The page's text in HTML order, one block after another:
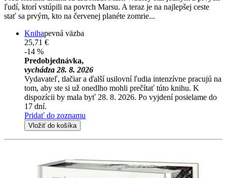
ľudí, ktorí vstúpili na povrch Marsu. A teraz je na najlepšej ceste
stať sa prvým, kto na červenej planéte zomrie...
Knihapevná väzba
25,71 €
-14 %
Predobjednávka,
vychádza 28. 8. 2026
Vydavateľ, tlačiar a ďalší usilovní ľudia intenzívne pracujú na
tom, aby ste si už onedlho mohli prečítať túto knihu. K
dispozícii by mala byť 28. 8. 2026. Po vyjdení posielame do
17 dní.
Pridať do zoznamu
Vložiť do košíka